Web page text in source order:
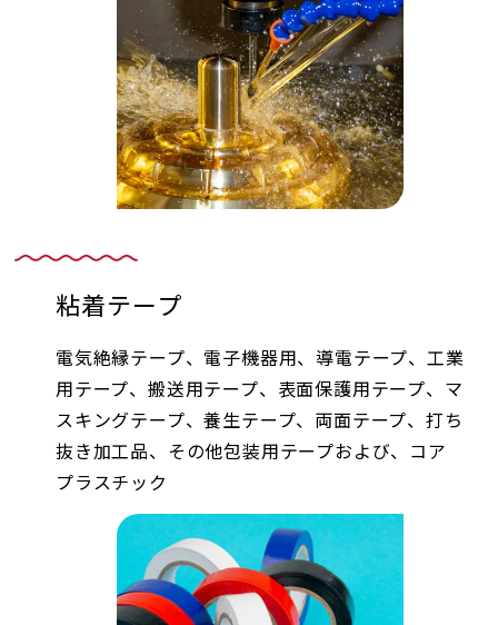
粘着テープ
電気絶縁テープ、電子機器用、導電テープ、工業
用テープ、搬送用テープ、表面保護用テープ、マ
スキングテープ、養生テープ、両面テープ、打ち
抜き加工品、その他包装用テープおよび、コア
プラスチック